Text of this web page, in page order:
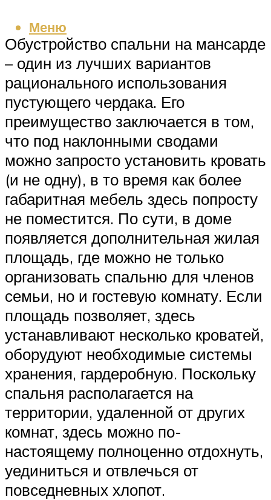
Меню
Обустройство спальни на мансарде
– один из лучших вариантов
рационального использования
пустующего чердака. Его
преимущество заключается в том,
что под наклонными сводами
можно запросто установить кровать
(и не одну), в то время как более
габаритная мебель здесь попросту
не поместится. По сути, в доме
появляется дополнительная жилая
площадь, где можно не только
организовать спальню для членов
семьи, но и гостевую комнату. Если
площадь позволяет, здесь
устанавливают несколько кроватей,
оборудуют необходимые системы
хранения, гардеробную. Поскольку
спальня располагается на
территории, удаленной от других
комнат, здесь можно по-
настоящему полноценно отдохнуть,
уединиться и отвлечься от
повседневных хлопот.